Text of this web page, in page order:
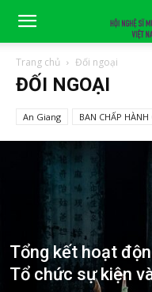
Trang chủ Đối ngoại
ĐỐI NGOẠI
An Giang BAN CHẤP
Tổng kết hoạt
Tổ chức sự kiện